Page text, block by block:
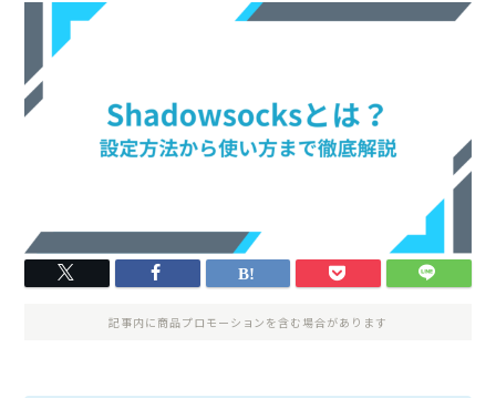
記事内に商品プロモーションを含む場合があります